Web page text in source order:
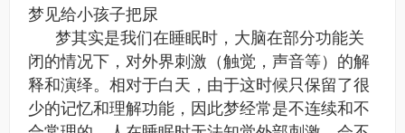
梦见给小孩子把尿
梦其实是我们在睡眠时，大脑在部分功能关
闭的情况下，对外界刺激（触觉，声音等）的解
释和演绎。相对于白天，由于这时候只保留了很
少的记忆和理解功能，因此梦经常是不连续和不